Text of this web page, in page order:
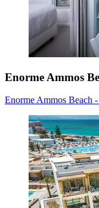
Enorme Ammos
Enorme Ammos Beach